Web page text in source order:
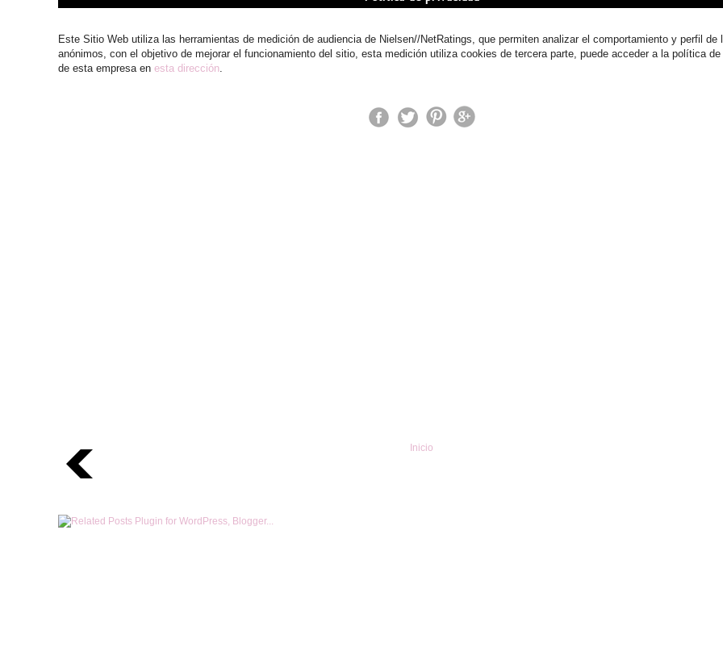
Este Sitio Web utiliza las herramientas de medición de audiencia de Nielsen//NetRatings, que permiten analizar el comportamiento y perfil de
anónimos, con el objetivo de mejorar el funcionamiento del sitio, esta medición utiliza cookies de tercera parte, puede acceder a la política
de esta empresa en esta dirección.
Inicio